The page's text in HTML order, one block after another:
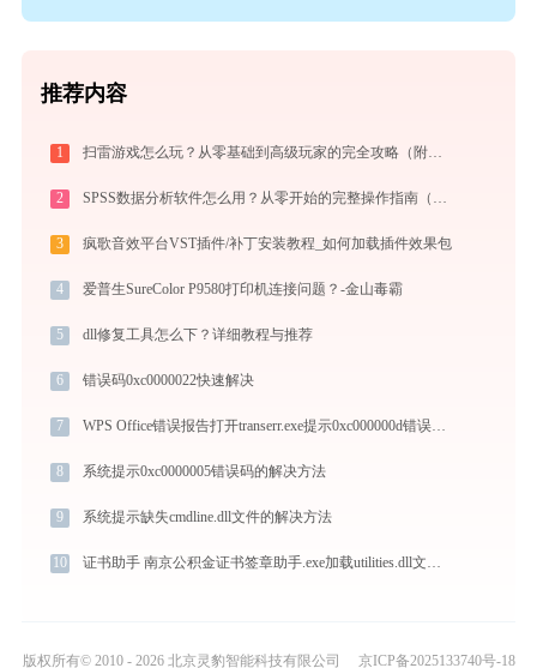
推荐内容
1 扫雷游戏怎么玩？从零基础到高级玩家的完全攻略（附必胜技巧）
2 SPSS数据分析软件怎么用？从零开始的完整操作指南（附实战案例）
3 疯歌音效平台VST插件/补丁安装教程_如何加载插件效果包
4 爱普生SureColor P9580打印机连接问题？-金山毒霸
5 dll修复工具怎么下？详细教程与推荐
6 错误码0xc0000022快速解决
7 WPS Office错误报告打开transerr.exe提示0xc000000d错误码怎么办
8 系统提示0xc0000005错误码的解决方法
9 系统提示缺失cmdline.dll文件的解决方法
10 证书助手 南京公积金证书签章助手.exe加载utilities.dll文件丢失处理办法
版权所有© 2010 - 2026 北京灵豹智能科技有限公司 京ICP备2025133740号-18